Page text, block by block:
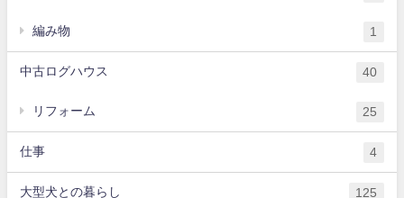
編み物 1
中古ログハウス 40
リフォーム 25
仕事 4
大型犬との暮らし 125